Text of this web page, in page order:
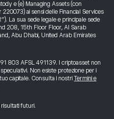
e (e) Managing Assets (con
ai sensi delle Financial Services
La sua sede legale e principale sede
208, 15th Floor Floor, Al Sarab
Abu Dhabi, United Arab Emirates
803 AFSL 491139. I criptoasset non
Non esiste protezione per i
capitale. Consulta i nostri Termini e
risultati futuri.